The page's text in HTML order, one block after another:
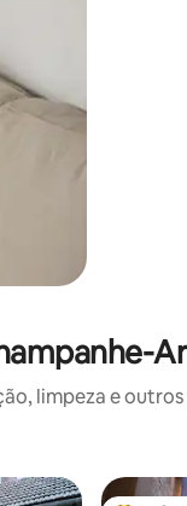
limpeza e